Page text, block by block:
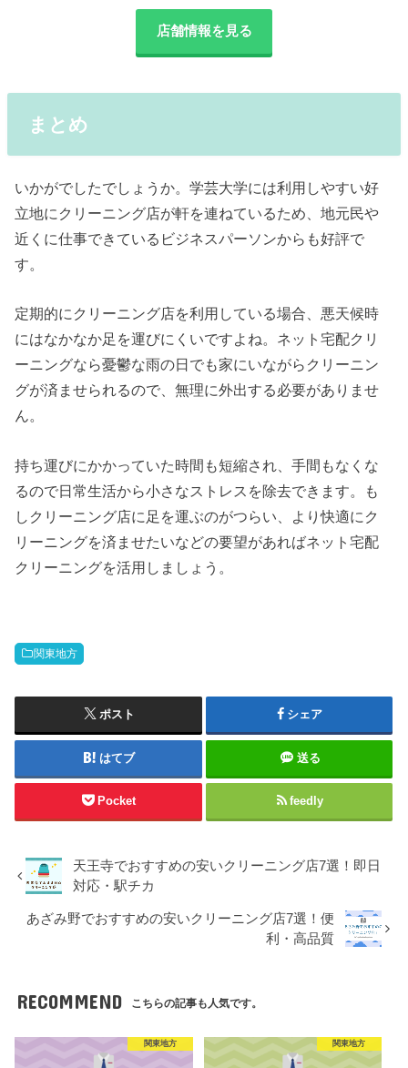
店舗情報を見る
まとめ
いかがでしたでしょうか。学芸大学には利用しやすい好
立地にクリーニング店が軒を連ねているため、地元民や
近くに仕事できているビジネスパーソンからも好評で
す。
定期的にクリーニング店を利用している場合、悪天候時
にはなかなか足を運びにくいですよね。ネット宅配クリ
ーニングなら憂鬱な雨の日でも家にいながらクリーニン
グが済ませられるので、無理に外出する必要がありませ
ん。
持ち運びにかかっていた時間も短縮され、手間もなくな
るので日常生活から小さなストレスを除去できます。も
しクリーニング店に足を運ぶのがつらい、より快適にク
リーニングを済ませたいなどの要望があればネット宅配
クリーニングを活用しましょう。
関東地方
ポスト シェア
はてブ 送る
Pocket feedly
天王寺でおすすめの安いクリーニング店7選！即日
対応・駅チカ
あざみ野でおすすめの安いクリーニング店7選！便
利・高品質
RECOMMEND こちらの記事も人気です。
関東地方 関東地方